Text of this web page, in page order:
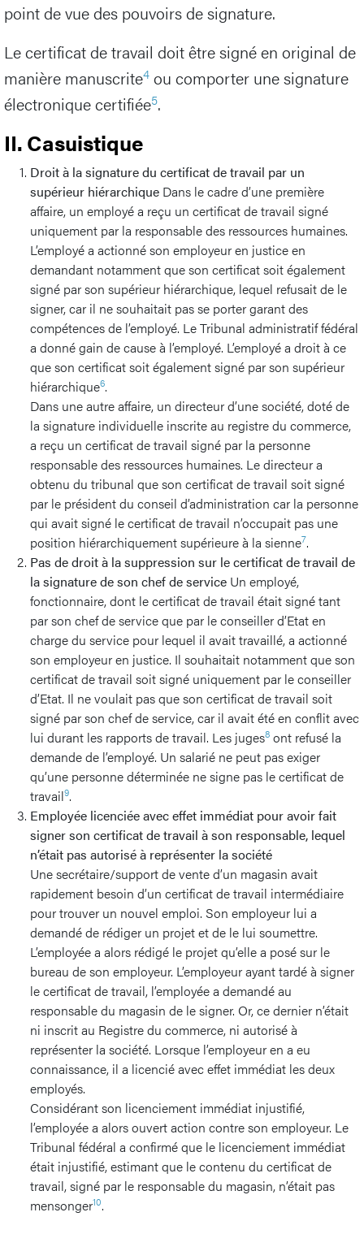
point de vue des pouvoirs de signature.
Le certificat de travail doit être signé en original de
manière manuscrite4 ou comporter une signature
électronique certifiée5.
II. Casuistique
Droit à la signature du certificat de travail par un
supérieur hiérarchique Dans le cadre d’une première
affaire, un employé a reçu un certificat de travail signé
uniquement par la responsable des ressources humaines.
L’employé a actionné son employeur en justice en
demandant notamment que son certificat soit également
signé par son supérieur hiérarchique, lequel refusait de le
signer, car il ne souhaitait pas se porter garant des
compétences de l’employé. Le Tribunal administratif fédéral
a donné gain de cause à l’employé. L’employé a droit à ce
que son certificat soit également signé par son supérieur
hiérarchique6.
Dans une autre affaire, un directeur d’une société, doté de
la signature individuelle inscrite au registre du commerce,
a reçu un certificat de travail signé par la personne
responsable des ressources humaines. Le directeur a
obtenu du tribunal que son certificat de travail soit signé
par le président du conseil d’administration car la personne
qui avait signé le certificat de travail n’occupait pas une
position hiérarchiquement supérieure à la sienne7.
Pas de droit à la suppression sur le certificat de travail de
la signature de son chef de service Un employé,
fonctionnaire, dont le certificat de travail était signé tant
par son chef de service que par le conseiller d’Etat en
charge du service pour lequel il avait travaillé, a actionné
son employeur en justice. Il souhaitait notamment que son
certificat de travail soit signé uniquement par le conseiller
d’Etat. Il ne voulait pas que son certificat de travail soit
signé par son chef de service, car il avait été en conflit avec
lui durant les rapports de travail. Les juges8 ont refusé la
demande de l’employé. Un salarié ne peut pas exiger
qu’une personne déterminée ne signe pas le certificat de
travail9.
Employée licenciée avec effet immédiat pour avoir fait
signer son certificat de travail à son responsable, lequel
n’était pas autorisé à représenter la société
Une secrétaire/support de vente d’un magasin avait
rapidement besoin d’un certificat de travail intermédiaire
pour trouver un nouvel emploi. Son employeur lui a
demandé de rédiger un projet et de le lui soumettre.
L’employée a alors rédigé le projet qu’elle a posé sur le
bureau de son employeur. L’employeur ayant tardé à signer
le certificat de travail, l’employée a demandé au
responsable du magasin de le signer. Or, ce dernier n’était
ni inscrit au Registre du commerce, ni autorisé à
représenter la société. Lorsque l’employeur en a eu
connaissance, il a licencié avec effet immédiat les deux
employés.
Considérant son licenciement immédiat injustifié,
l’employée a alors ouvert action contre son employeur. Le
Tribunal fédéral a confirmé que le licenciement immédiat
était injustifié, estimant que le contenu du certificat de
travail, signé par le responsable du magasin, n’était pas
mensonger10.